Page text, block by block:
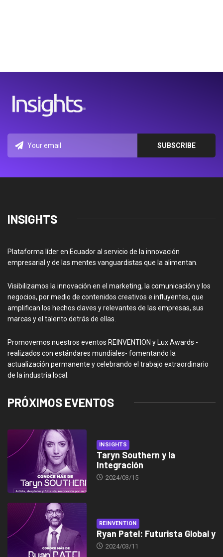
INSIGHTS
Plataforma líder en Ecuador al servicio de la innovación
empresarial y de las mentes vanguardistas que la alimentan.
Visibilizamos la innovación en el marketing, la comunicación y los
negocios, por medio de contenidos creativos e influyentes, que
amplifican los hechos claves y relevantes de las empresas, sus
marcas y el talento detrás de ellas.
Promovemos nuestros eventos REINVENTION y Lux Awards -
realizados con estándares mundiales- fomentando la
actualización permanente y celebrando el trabajo extraordinario
de la industria local.
PRÓXIMOS EVENTOS
INSIGHTS
Taryn Southern y la
Integración
2024/03/15
REINVENTION
Ryan Patel: Futurista Global y
2024/03/11